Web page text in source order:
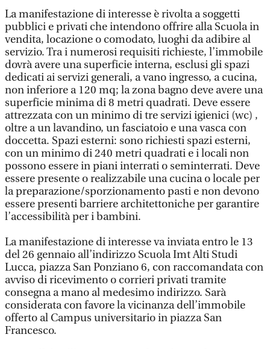
La manifestazione di interesse è rivolta a soggetti
pubblici e privati che intendono offrire alla Scuola in
vendita, locazione o comodato, luoghi da adibire al
servizio. Tra i numerosi requisiti richieste, l’immobile
dovrà avere una superficie interna, esclusi gli spazi
dedicati ai servizi generali, a vano ingresso, a cucina,
non inferiore a 120 mq; la zona bagno deve avere una
superficie minima di 8 metri quadrati. Deve essere
attrezzata con un minimo di tre servizi igienici (wc) ,
oltre a un lavandino, un fasciatoio e una vasca con
doccetta. Spazi esterni: sono richiesti spazi esterni,
con un minimo di 240 metri quadrati e i locali non
possono essere in piani interrati o seminterrati. Deve
essere presente o realizzabile una cucina o locale per
la preparazione/sporzionamento pasti e non devono
essere presenti barriere architettoniche per garantire
l’accessibilità per i bambini.
La manifestazione di interesse va inviata entro le 13
del 26 gennaio all’indirizzo Scuola Imt Alti Studi
Lucca, piazza San Ponziano 6, con raccomandata con
avviso di ricevimento o corrieri privati tramite
consegna a mano al medesimo indirizzo. Sarà
considerata con favore la vicinanza dell’immobile
offerto al Campus universitario in piazza San
Francesco.